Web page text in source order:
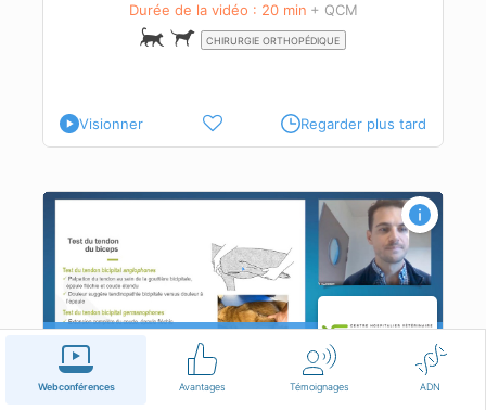
Webconférences Avantages Témoignages ADN
Durée de la vidéo : 20 min + QCM
CHIRURGIE ORTHOPÉDIQUE
Visionner Regarder plus tard
Boiterie de l'épaule : Rappel
théorique des pathologies